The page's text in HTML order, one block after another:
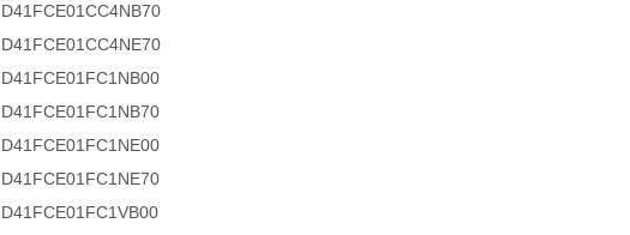
D41FCE01CC4NB70
D41FCE01CC4NE70
D41FCE01FC1NB00
D41FCE01FC1NB70
D41FCE01FC1NE00
D41FCE01FC1NE70
D41FCE01FC1VB00